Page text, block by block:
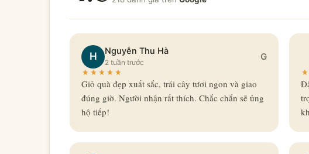
H Nguyễn Thu Hà
2 tuần trước
G
Giỏ quà đẹp xuất sắc, trái cây tươi ngon và giao
đúng giờ. Người nhận rất thích. Chắc chắn sẽ ủng
hộ tiếp!